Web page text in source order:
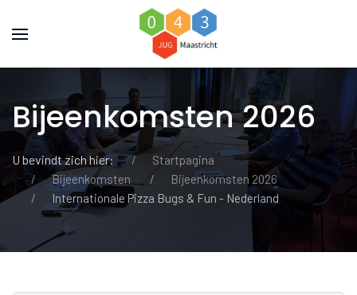
Bijeenkomsten 2026
U bevindt zich hier:
Startpagina
Bijeenkomsten
Bijeenkomsten 2026
Internationale Pizza Bugs & Fun - Nederland